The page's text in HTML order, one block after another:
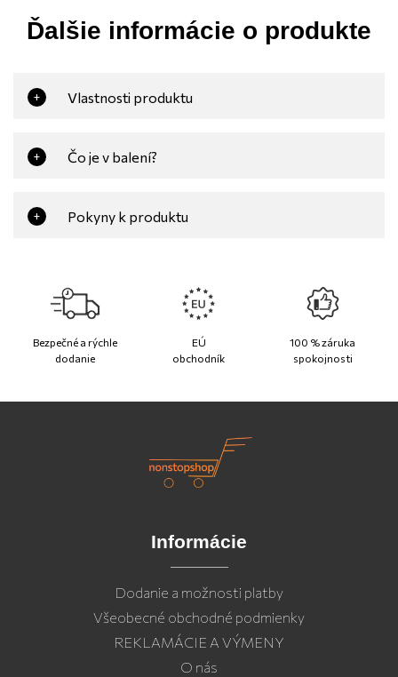
Ďalšie informácie o produkte
+ Vlastnosti produktu
+ Čo je v balení?
+ Pokyny k produktu
Bezpečné a rýchle
dodanie
EÚ
obchodník
100 % záruka
spokojnosti
Informácie
Dodanie a možnosti platby
Všeobecné obchodné podmienky
REKLAMÁCIE A VÝMENY
O nás